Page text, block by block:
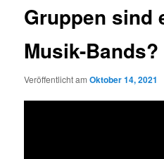
Gruppen sind
Musik-Bands?
Veröffentlicht amOktober 14, 2021